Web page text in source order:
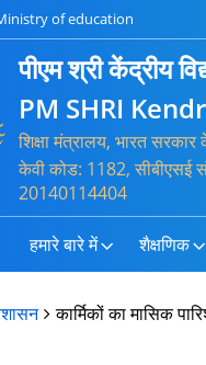
of education
पीएम श्री केंद्रीय
PM SHRI
शिक्षा मंत्रालय, भारत
केवी कोड: 1182, सीबीएसई
20140114404
हमारे बारे में शैक्षणिक
कार्मिकों का मासिक